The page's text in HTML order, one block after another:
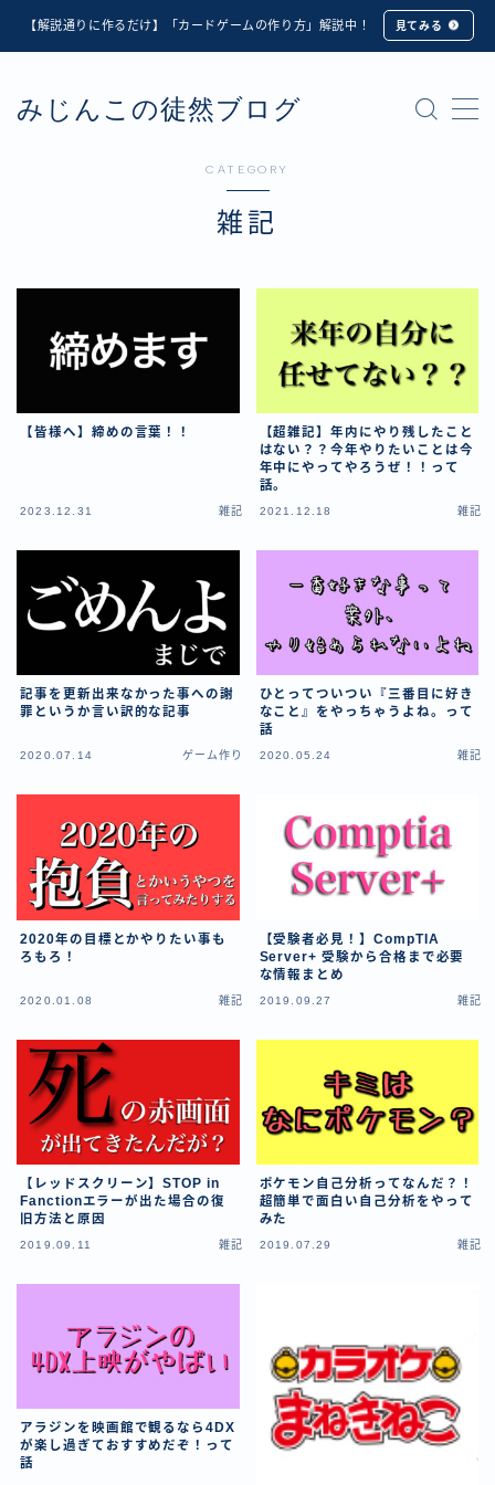
【解説通りに作るだけ】「カードゲームの作り方」解説中！ 見てみる
みじんこの徒然ブログ
★修正版★【Unity カードゲーム】オンライン対戦機能
【ダイスバトルガールズ】EXECUTION CALL ―執行者
たちの招待状― イベント詳細
酬詳細
【ダイスバトルガールズ】お正月イベント詳細
【ダイスバトルガールズ】サマーリフレイン -夏の残響-
イベント詳細
細
【ダイスバトルガールズ】スプリング・ロア -春嵐の咆
【ダイスバトルガールズ】バレンタインイベント詳細
【ダイスバトルガールズ】ホワイトデーイベント詳細
【ダイスバトルガールズ】ローグバトルガールズ コラ
ボイベント イベント詳細
デモプリセット記事 #8
デモプリセット記事 #8
デモプリセット記事 Part07
デモプリセット記事 Part07
プライバシーポリシー
プライバシーポリシー
プライバシーポリシー
利用規約
利用規約・プライバシーポリシー
特定商取引法に基づく表記
著作権について
運営者情報
CATEGORY
雑記
【皆様へ】締めの言葉！！
2023.12.31 雑記
【超雑記】年内にやり残したこと
はない？？今年やりたいことは今
年中にやってやろうぜ！！って
話。
2021.12.18 雑記
記事を更新出来なかった事への謝
罪というか言い訳的な記事
2020.07.14 ゲーム作り
ひとってついつい『三番目に好き
なこと』をやっちゃうよね。って
話
2020.05.24 雑記
2020年の目標とかやりたい事も
ろもろ！
2020.01.08 雑記
【受験者必見！】CompTIA
Server+ 受験から合格まで必要
な情報まとめ
2019.09.27 雑記
【レッドスクリーン】STOP in
Fanctionエラーが出た場合の復
旧方法と原因
2019.09.11 雑記
ポケモン自己分析ってなんだ？！
超簡単で面白い自己分析をやって
みた
2019.07.29 雑記
アラジンを映画館で観るなら4DX
が楽し過ぎておすすめだぞ！って
話